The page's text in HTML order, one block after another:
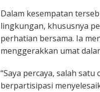
Dalam kesempatan
lingkungan, khususnya
perhatian bersama. Ia
menggerakkan umat
“Saya percaya, salah
berpartisipasi